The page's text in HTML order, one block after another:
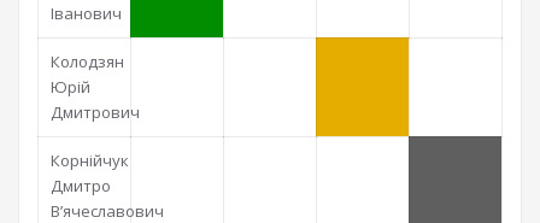
Іванович
Колодзян
Юрій
Дмитрович
Корнійчук
Дмитро
В’ячеславович